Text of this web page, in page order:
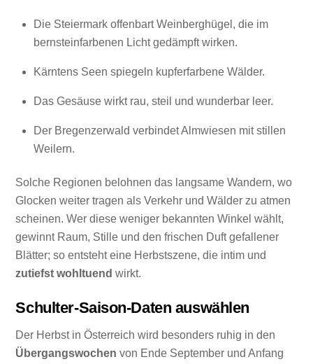
Die Steiermark offenbart Weinberghügel, die im
bernsteinfarbenen Licht gedämpft wirken.
Kärntens Seen spiegeln kupferfarbene Wälder.
Das Gesäuse wirkt rau, steil und wunderbar leer.
Der Bregenzerwald verbindet Almwiesen mit stillen
Weilern.
Solche Regionen belohnen das langsame Wandern, wo
Glocken weiter tragen als Verkehr und Wälder zu atmen
scheinen. Wer diese weniger bekannten Winkel wählt,
gewinnt Raum, Stille und den frischen Duft gefallener
Blätter; so entsteht eine Herbstszene, die intim und
zutiefst wohltuend wirkt.
Schulter-Saison-Daten auswählen
Der Herbst in Österreich wird besonders ruhig in den
Übergangswochen von Ende September und Anfang